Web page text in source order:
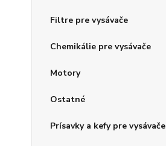
Filtre pre vysávače
Chemikálie pre vysávače
Motory
Ostatné
Prísavky a kefy pre vysávače